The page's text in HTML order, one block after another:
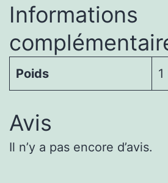
Informations
Poids 1
Avis
Il n’y a pas encore d’avis.